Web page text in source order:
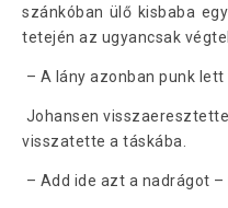
szánkóban ülő kisbaba
tetején az ugyancsak
– A lány azonban punk
Johansen
visszatette a táskába.
– Add ide azt a nadrágot –